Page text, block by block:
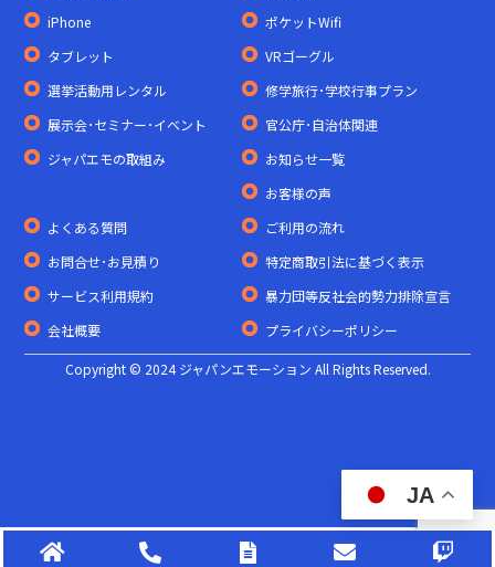
iPhone
ポケットWifi
タブレット
VRゴーグル
選挙活動用レンタル
修学旅行･学校行事プラン
展示会･セミナー･イベント
官公庁･自治体関連
ジャパエモの取組み
お知らせ一覧
お客様の声
よくある質問
ご利用の流れ
お問合せ･お見積り
特定商取引法に基づく表示
サービス利用規約
暴力団等反社会的勢力排除宣言
会社概要
プライバシーポリシー
Copyright © 2024 ジャパンエモーション All Rights Reserved.
JA